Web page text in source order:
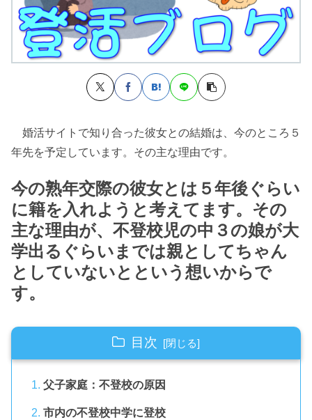
婚活サイトで知り合った彼女との結婚は、今のところ５
年先を予定しています。その主な理由です。
今の熟年交際の彼女とは５年後ぐらい
に籍を入れようと考えてます。その
主な理由が、不登校児の中３の娘が大
学出るぐらいまでは親としてちゃん
としていないとという想いからで
す。
目次
父子家庭：不登校の原因
市内の不登校中学に登校